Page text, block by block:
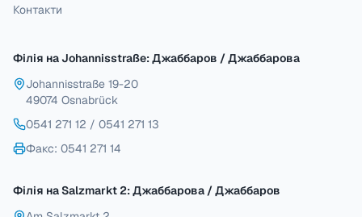
Контакти
Філія на Johannisstraße: Джаббаров / Джаббарова
Johannisstraße 19-20
49074 Osnabrück
0541 271 12 / 0541 271 13
Факс: 0541 271 14
Філія на Salzmarkt 2: Джаббарова / Джаббаров